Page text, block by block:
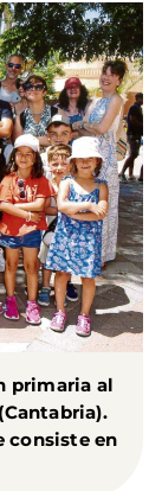
primaria al
consiste en